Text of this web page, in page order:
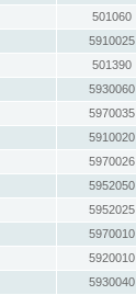
501060
5910025
501390
5930060
5970035
5910020
5970026
5952050
5952025
5970010
5920010
5930040